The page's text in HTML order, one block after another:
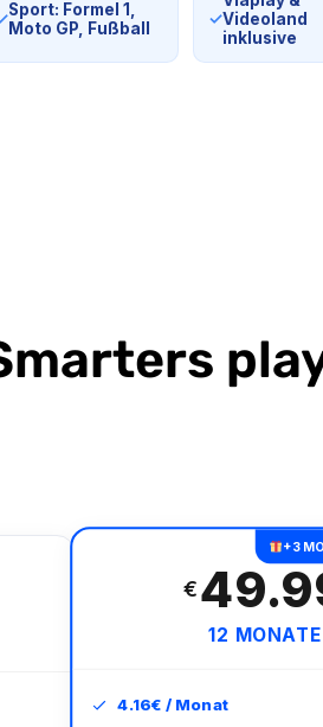
Sport: Formel 1,
Moto GP, Fußball
✓Videoland
inklusive
+3
€
12 MONATE
4.16€ / Monat